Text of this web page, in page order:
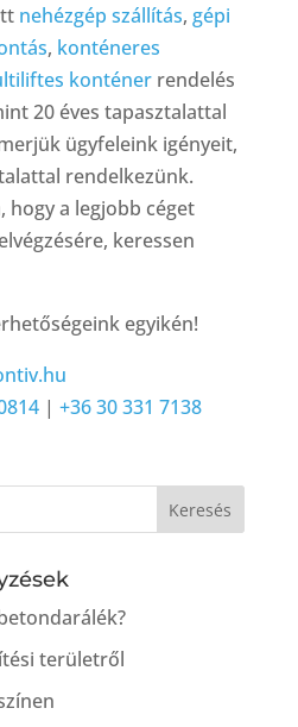
nehézgép szállítás, gépi
, konténeres
konténerrendelés
20 éves tapasztalattal
ügyfeleink igényeit,
rendelkezünk.
hogy a legjobb céget
keressen
egyikén!
| +36 30 331 7138
területről